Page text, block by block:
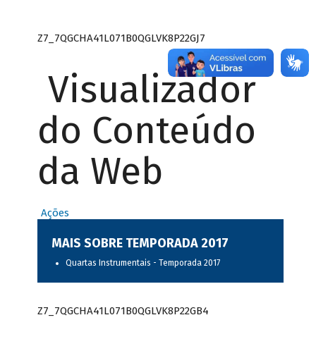
Z7_7QGCHA41L071B0QGLVK8P22GJ7
Visualizador
do Conteúdo
da Web
Ações
MAIS SOBRE TEMPORADA 2017
Quartas Instrumentais - Temporada 2017
Z7_7QGCHA41L071B0QGLVK8P22GB4